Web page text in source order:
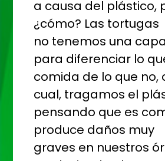
a causa del plástico,
¿cómo? Las tortugas
no tenemos una
para diferenciar lo
comida de lo que no,
cual, tragamos el
pensando que es
produce daños muy
graves en nuestros